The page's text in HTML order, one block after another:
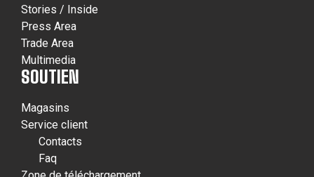
Stories / Inside
Press Area
Trade Area
Multimedia
SOUTIEN
Magasins
Service client
Contacts
Faq